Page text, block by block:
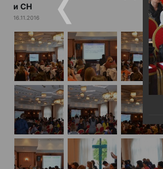
и СН
16.11.2016